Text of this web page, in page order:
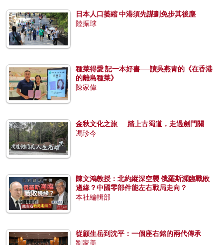
日本人口萎縮 中港須先謀劃免步其後塵
陸振球
種菜得愛 記一本好書──讀吳燕青的《在香港
的離島種菜》
陳家偉
金秋文化之旅──踏上古蜀道，走過劍門關
馮珍今
陳文鴻教授：北約縱深空襲 俄羅斯瀕臨戰敗
邊緣？中國零部件能左右戰局走向？
本社編輯部
從顧生岳到沈平：一個座右銘的兩代傳承
劉家美